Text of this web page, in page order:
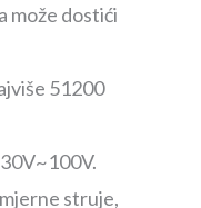
može dostići
51200
struje,